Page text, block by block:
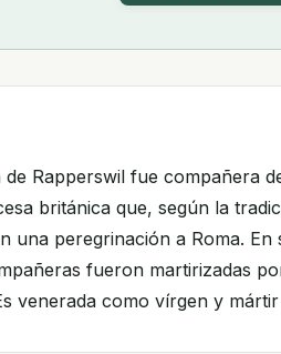
de Rapperswil fue compañera
británica que, según la
una peregrinación a Roma. En
fueron martirizadas
venerada como vírgen y